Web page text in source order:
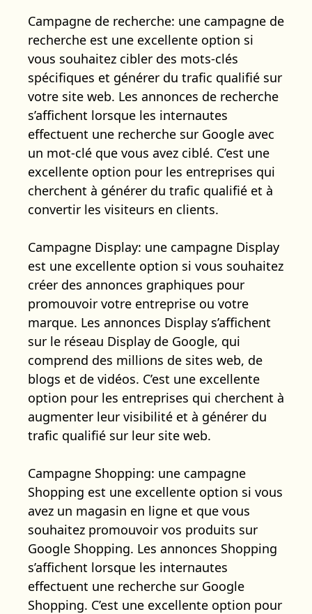
Campagne de recherche: une campagne de
recherche est une excellente option si
vous souhaitez cibler des mots-clés
spécifiques et générer du trafic qualifié sur
votre site web. Les annonces de recherche
s’affichent lorsque les internautes
effectuent une recherche sur Google avec
un mot-clé que vous avez ciblé. C’est une
excellente option pour les entreprises qui
cherchent à générer du trafic qualifié et à
convertir les visiteurs en clients.
Campagne Display: une campagne Display
est une excellente option si vous souhaitez
créer des annonces graphiques pour
promouvoir votre entreprise ou votre
marque. Les annonces Display s’affichent
sur le réseau Display de Google, qui
comprend des millions de sites web, de
blogs et de vidéos. C’est une excellente
option pour les entreprises qui cherchent à
augmenter leur visibilité et à générer du
trafic qualifié sur leur site web.
Campagne Shopping: une campagne
Shopping est une excellente option si vous
avez un magasin en ligne et que vous
souhaitez promouvoir vos produits sur
Google Shopping. Les annonces Shopping
s’affichent lorsque les internautes
effectuent une recherche sur Google
Shopping. C’est une excellente option pour